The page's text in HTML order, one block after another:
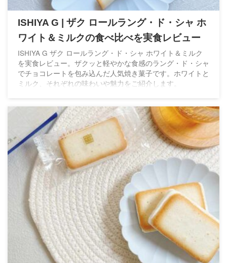
ISHIYA G | ザク ロールラング・ド・シャ ホ
ワイト＆ミルクの食べ比べを実食レビュー
ISHIYA G ザク ロールラング・ド・シャ ホワイト＆ミルク
を実食レビュー。ザクッと軽やかな食感のラング・ド・シャ
でチョコレートを包み込んだ人気焼き菓子です。ホワイトと
ミルク、それぞれの味わいや魅力をご紹介します。